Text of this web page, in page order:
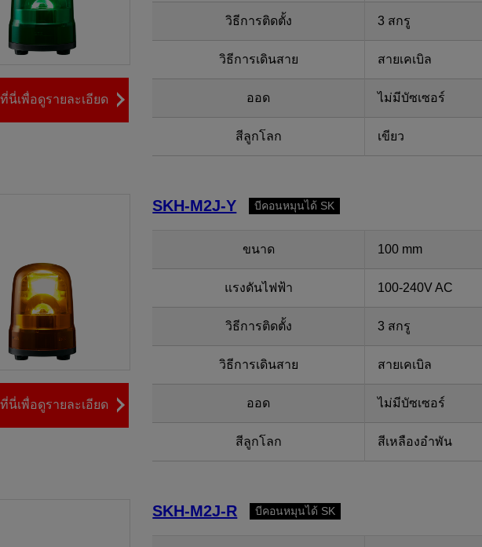
นี่เพื่อดูรายละเอียด
วิธีการติดตั้ง 3 สกรู
วิธีการเดินสาย สายเคเบิล
ออด ไม่มีบัซเซอร์
สีลูกโลก เขียว
นี่เพื่อดูรายละเอียด
SKH-M2J-Y บีคอนหมุนได้ SK
ขนาด 100 mm
แรงดันไฟฟ้า 100-240V AC
วิธีการติดตั้ง 3 สกรู
วิธีการเดินสาย สายเคเบิล
ออด ไม่มีบัซเซอร์
สีลูกโลก สีเหลืองอำพัน
SKH-M2J-R บีคอนหมุนได้ SK